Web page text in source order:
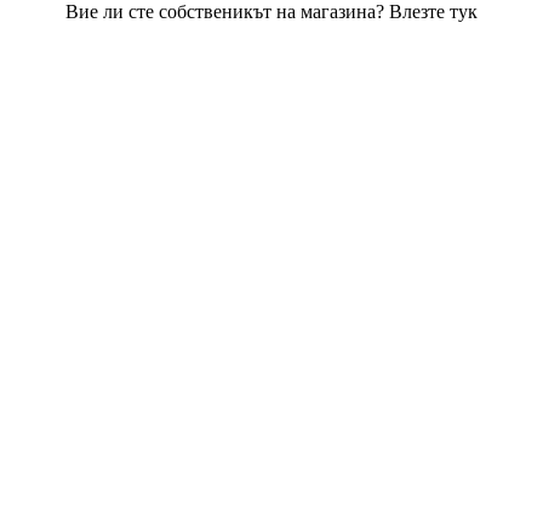
Вие ли сте собственикът на магазина? Влезте тук